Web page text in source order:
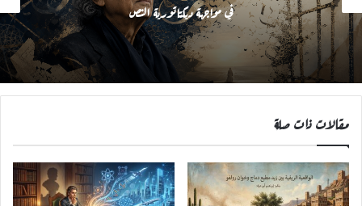
في مواجهة ديكتاتورية النص
مقالات ذات صلة